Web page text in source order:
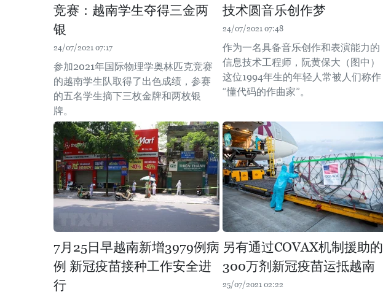
竞赛：越南学生夺得三金两
银
24/07/2021 07:17
参加2021年国际物理学奥林匹克竞赛
的越南学生队取得了出色成绩，参赛
的五名学生摘下三枚金牌和两枚银
牌。
技术圆音乐创作梦
24/07/2021 07:48
作为一名具备音乐创作和表演能力的
信息技术工程师，阮黄保大（图中）
这位1994年生的年轻人常被人们称作
“懂代码的作曲家”。
7月25日早越南新增3979例病
例 新冠疫苗接种工作安全进
行
另有通过COVAX机制援助的
300万剂新冠疫苗运抵越南
25/07/2021 02:22